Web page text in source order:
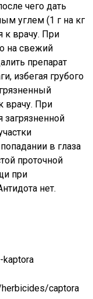
чего дать
углем (1 г на кг
к врачу. При
на свежий
препарат
избегая грубого
врачу. При
загрязненной
в глаза
проточной
при
нет.
captora